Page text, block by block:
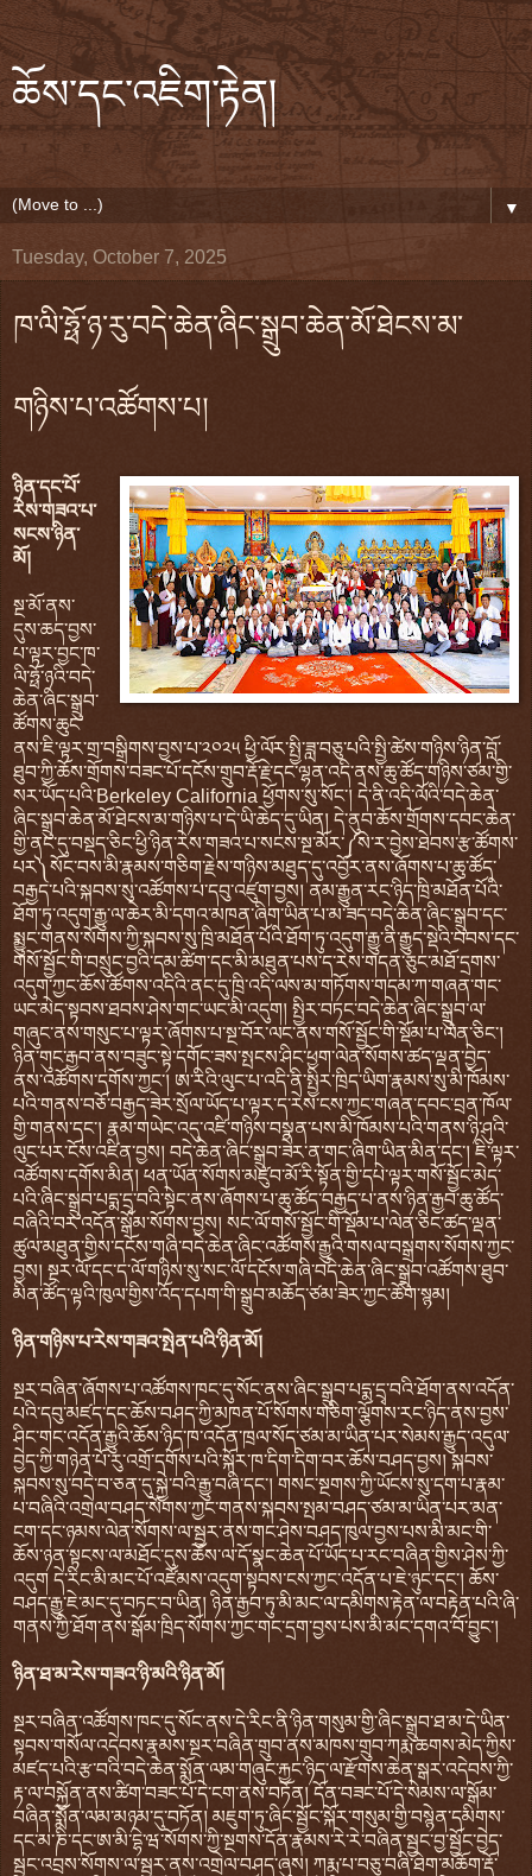
ཆོས་དང་འཇིག་རྟེན།
▼
Tuesday, October 7, 2025
ཁ་ལི་ཧྥོ་ཉ་རུ་བདེ་ཆེན་ཞིང་སྒྲུབ་ཆེན་མོ་ཐེངས་མ་
གཉིས་པ་འཚོགས་པ།
ཉིན་དང་པོ་
རེས་གཟའ་པ་
སངས་ཉིན་
མོ།
སྔ་མོ་ནས་
དུས་ཆད་བྱས་
པ་ལྟར་བྱང་ཁ་
ལི་ཧྥོ་ཉའི་བདེ་
ཆེན་ཞིང་སྒྲུབ་
ཚོགས་ཆུང་
ནས་ཇི་ལྟར་གྲ་བསྒྲིགས་བྱས་པ་༢༠༢༥ ཕྱི་ལོར་སྤྱི་ཟླ་བཅུ་པའི་སྤྱི་ཚེས་གཉིས་ཉིན་བློ་
ཐུབ་ཀྱི་ཆོས་གྲོགས་བཟང་པོ་དངོས་གྲུབ་རྡོ་རྗེ་དང་ལྷན་འདི་ནས་ཆུ་ཚོད་གཉིས་ཙམ་གྱི་
སར་ཡོད་པའི་Berkeley California ཕྱོགས་སུ་སོང་། དེ་ནི་འདི་ལོའི་བདེ་ཆེན་
ཞིང་སྒྲུབ་ཆེན་མོ་ཐེངས་མ་གཉིས་པ་དེ་ཡི་ཆེད་དུ་ཡིན། དེ་ནུབ་ཆོས་གྲོགས་དབང་ཆེན་
གྱི་ནང་དུ་བསྡད་ཅིང་ཕྱི་ཉིན་རེས་གཟའ་པ་སངས་སྔ་མོར་༼སེ་ར་བྱེས་ཐེབས་རྩ་ཚོགས་
པར༽སོང་བས་མི་རྣམས་གཅིག་རྗེས་གཉིས་མཐུད་དུ་འབྱོར་ནས་ཞོགས་པ་ཆུ་ཚོད་
བརྒྱད་པའི་སྐབས་སུ་འཚོགས་པ་དབུ་འཛུག་བྱས། ནམ་རྒྱུན་རང་ཉིད་ཁྲི་མཐོན་པོའི་
ཐོག་ཏུ་འདུག་རྒྱུ་ལ་ཆེར་མི་དགའ་མཁན་ཞིག་ཡིན་པ་མ་ཟད་བདེ་ཆེན་ཞིང་སྒྲུབ་དང་
སྨྱུང་གནས་སོགས་ཀྱི་སྐབས་སུ་ཁྲི་མཐོན་པོའི་ཐོག་ཏུ་འདུག་རྒྱུ་ནི་རྒྱུད་སྡེའི་བབས་དང་
གསོ་སྦྱོང་གི་བསྲུང་བྱའི་དམ་ཚིག་དང་མི་མཐུན་པས་ད་རེས་གདན་ཅུང་མཐོ་དྲགས་
འདུག་ཀྱང་ཆོས་ཚོགས་འདིའི་ནང་དུ་ཁྲི་འདི་ལས་མ་གཏོགས་གདམ་ཀ་གཞན་གང་
ཡང་མེད་སྟབས་ཐབས་ཤེས་གང་ཡང་མི་འདུག། སྤྱིར་བཏང་བདེ་ཆེན་ཞིང་སྒྲུབ་ལ་
གཞུང་ནས་གསུང་པ་ལྟར་ཞོགས་པ་སྔ་བོར་ལང་ནས་གསོ་སྦྱོང་གི་སྡོམ་པ་ལེན་ཅིང་།
ཉིན་གུང་རྒྱབ་ནས་བཟུང་སྟེ་དགོང་ཟས་སྤངས་ཤིང་ཕྱག་ལེན་སོགས་ཚད་ལྡན་བྱེད་
ནས་འཚོགས་དགོས་ཀྱང་། ཨ་རིའི་ལུང་པ་འདི་ནི་སྤྱིར་ཁྲིད་ཡིག་རྣམས་སུ་མི་ཁོམས་
པའི་གནས་བཅོ་བརྒྱད་ཟེར་སྲོལ་ཡོད་པ་ལྟར་ད་རེས་ངས་ཀྱང་གཞན་དབང་བྲན་ཁོལ་
གྱི་གནས་དང་། རྣམ་གཡེང་འདུ་འཛི་གཉིས་བསྣན་པས་མི་ཁོམས་པའི་གནས་ཉི་ཤུའི་
ལུང་པར་ངོས་འཛིན་བྱས། བདེ་ཆེན་ཞིང་སྒྲུབ་ཟེར་ན་གང་ཞིག་ཡིན་མིན་དང་། ཇི་ལྟར་
འཚོགས་དགོས་མིན། ཕན་ཡོན་སོགས་མཛུབ་མོ་རི་སྟོན་གྱི་དཔེ་ལྟར་གསོ་སྦྱོང་མེད་
པའི་ཞིང་སྒྲུབ་པདྨ་དྲྭ་བའི་སྟེང་ནས་ཞོགས་པ་ཆུ་ཚོད་བརྒྱད་པ་ནས་ཉིན་རྒྱབ་ཆུ་ཚོད་
བཞིའི་བར་འདོན་སྒོམ་སོགས་བྱས། སང་ལོ་གསོ་སྦྱོང་གི་སྡོམ་པ་ལེན་ཅིང་ཚད་ལྡན་
ཚུལ་མཐུན་གྱིས་དངོས་གཞི་བདེ་ཆེན་ཞིང་འཚོགས་རྒྱུའི་གསལ་བསྒྲགས་སོགས་ཀྱང་
བྱས། སྔར་ལོ་དང་ད་ལོ་གཉིས་སུ་སང་ལོ་དངོས་གཞི་བདེ་ཆེན་ཞིང་སྒྲུབ་འཚོགས་ཐུབ་
མིན་ཚོད་ལྟའི་ཁུལ་གྱིས་འོད་དཔག་གི་སྒྲུབ་མཆོད་ཙམ་ཟེར་ཀྱང་ཆོག་སྙམ།
ཉིན་གཉིས་པ་རེས་གཟའ་སྤེན་པའི་ཉིན་མོ།
སྔར་བཞིན་ཞོགས་པ་འཚོགས་ཁང་དུ་སོང་ནས་ཞིང་སྒྲུབ་པདྨ་དྲྭ་བའི་ཐོག་ནས་འདོན་
པའི་དབུ་མཛད་དང་ཆོས་བཤད་ཀྱི་མཁན་པོ་སོགས་གཅིག་ལྕོགས་རང་ཉིད་ནས་བྱས་
ཤིང་གང་འདོན་རྒྱུའི་ཆོས་ཉིད་ཁ་འདོན་ཁྲལ་སོད་ཙམ་མ་ཡིན་པར་སེམས་རྒྱུད་འདུལ་
བྱེད་ཀྱི་གཉེན་པོ་རུ་འགྲོ་དགོས་པའི་སྐོར་ཁ་དིག་དིག་བར་ཆོས་བཤད་བྱས། སྐབས་
སྐབས་སུ་བདེ་བ་ཅན་དུ་སྐྱེ་བའི་རྒྱུ་བཞི་དང་། གསང་སྔགས་ཀྱི་ཡོངས་སུ་དག་པ་རྣམ་
པ་བཞིའི་འགྲེལ་བཤད་སོགས་ཀྱང་གནས་སྐབས་སྤམ་བཤད་ཙམ་མ་ཡིན་པར་མན་
ངག་དང་ཉམས་ལེན་སོགས་ལ་སྦྱར་ནས་གང་ཤེས་བཤད་ཁུལ་བྱས་པས་མི་མང་གི་
ཆོས་ཉན་སྟངས་ལ་མཐོང་དུས་ཆོས་ལ་དོ་སྣང་ཆེན་པོ་ཡོད་པ་རང་བཞིན་གྱིས་ཤེས་ཀྱི་
འདུག དེ་རིང་མི་མང་པོ་འཛོམས་འདུག་སྟབས་ངས་ཀྱང་འདོན་པ་ཇེ་ཉུང་དང་། ཆོས་
བཤད་རྒྱུ་ཇེ་མང་དུ་བཏང་བ་ཡིན། ཉིན་རྒྱབ་ཏུ་མི་མང་ལ་དམིགས་རྟེན་ལ་བརྟེན་པའི་ཞི་
གནས་ཀྱི་ཐོག་ནས་སྒོམ་ཁྲིད་སོགས་ཀྱང་གང་དྲག་བྱས་པས་མི་མང་དགའ་བོ་བྱུང་།
ཉིན་ཐ་མ་རེས་གཟའ་ཉི་མའི་ཉིན་མོ།
སྔར་བཞིན་འཚོགས་ཁང་དུ་སོང་ནས་དེ་རིང་ནི་ཉིན་གསུམ་གྱི་ཞིང་སྒྲུབ་ཐ་མ་དེ་ཡིན་
སྟབས་གསོལ་འདེབས་རྣམས་སྔར་བཞིན་གྲུབ་ནས་མཁས་གྲུབ་ཀརྨ་ཆགས་མེད་ཀྱིས་
མཛད་པའི་རྩ་བའི་བདེ་ཆེན་སྨོན་ལམ་གཞུང་རྐྱང་ཉིད་ལ་རྫོགས་ཆེན་སྒར་འདེབས་ཀྱི་
རྟ་ལ་བསྐྱོན་ནས་ཚིག་བཟང་པོ་དེ་ངག་ནས་བཏོན། དོན་བཟང་པོ་དེ་སེམས་ལ་སྒོམ་
བཞིན་སྨོན་ལམ་མཉམ་དུ་བཏོན། མཇུག་ཏུ་ཞིང་སྦྱོང་སྐོར་གསུམ་གྱི་བསྙེན་དམིགས་
དང་མ་ཎི་དང་ཨ་མི་དྷེ་ཝ་སོགས་ཀྱི་སྔགས་དོན་རྣམས་རེ་རེ་བཞིན་སྦྱང་བྱ་སྦྱོང་བྱེད་
སྦྱང་འབྲས་སོགས་ལ་སྦྱར་ནས་འགྲེལ་བཤད་ཞུས། ཀརྨ་པ་བཅུ་བཞི་ཐེག་མཆོག་རྡོ་